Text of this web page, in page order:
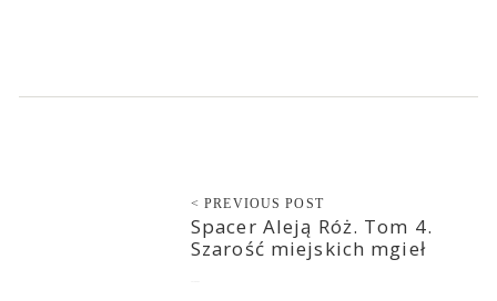
< PREVIOUS POST
Spacer Aleją Róż. Tom 4.
Szarość miejskich mgieł